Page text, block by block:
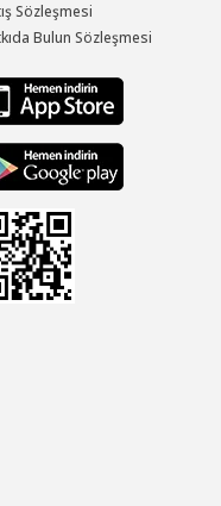
Sözleşmesi
Bulun Sözleşmesi